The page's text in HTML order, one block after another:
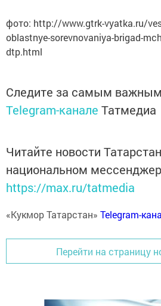
фото: http://www.gtrk-vyatka.ru/
oblastnye-sorevnovaniya-brigad-
dtp.html
Следите за самым
Telegram-канале Татмедиа
Читайте новости
национальном
https://max.ru/tatmedia
«Кукмор Татарстан» Telegram-
Перейти на страницу